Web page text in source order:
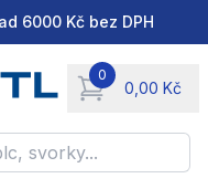
6000 Kč bez DPH
0
0,00 Kč
items in cart,